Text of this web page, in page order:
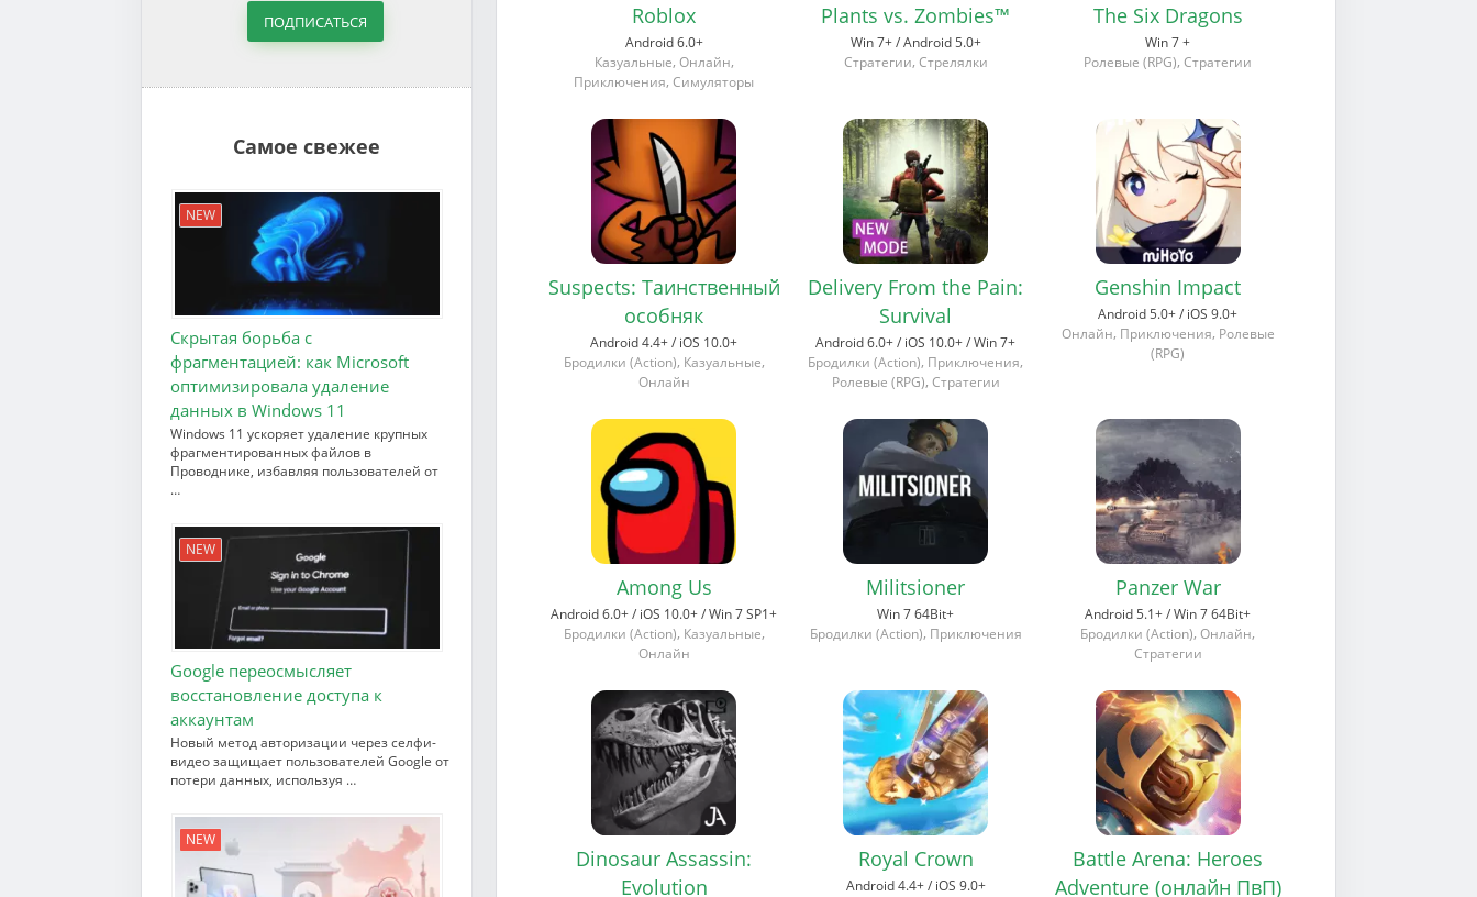
Roblox
Android 6.0+
Казуальные, Онлайн,
Приключения,Симуляторы
Plants vs. Zombies™
Win 7+ / Android 5.0+
Стратегии, Стрелялки
The Six Dragons
Win 7 +
Ролевые (RPG),Стратегии
Suspects: Таинственный
особняк
Android 4.4+ / iOS 10.0+
Бродилки (Action), Казуальные,
Онлайн
Delivery From the Pain:
Survival
Android 6.0+ / iOS 10.0+ / Win 7+
Бродилки (Action), Приключения,
Ролевые (RPG), Стратегии
Genshin Impact
Android 5.0+ / iOS 9.0+
Онлайн, Приключения, Ролевые
(RPG)
Among Us
Android 6.0+ / iOS 10.0+ / Win 7 SP1+
Бродилки (Action), Казуальные,
Онлайн
Militsioner
Win 7 64Bit+
Бродилки (Action), Приключения
Panzer War
Android 5.1+ / Win 7 64Bit+
Бродилки (Action),Онлайн,
Стратегии
Dinosaur Assassin:
Evolution
Royal Crown
Android 4.4+ / iOS 9.0+
Battle Arena: Heroes
Adventure (онлайн ПвП)
ПОДПИСАТЬСЯ
Самое свежее
NEW
Скрытая борьба с
фрагментацией: как Microsoft
оптимизировала удаление
данных в Windows 11
Windows 11 ускоряет удаление крупных
фрагментированных файлов в
Проводнике, избавляя пользователей от
…
NEW
Google переосмысляет
восстановление доступа к
аккаунтам
Новый метод авторизации через селфи-
видео защищает пользователей Google от
потери данных, используя …
NEW